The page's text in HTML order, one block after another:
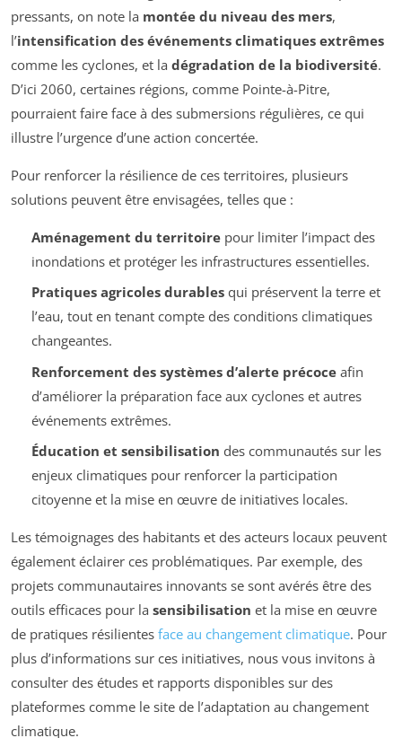
pressants, on note la montée du niveau des mers,
l’intensification des événements climatiques extrêmes
comme les cyclones, et la dégradation de la biodiversité.
D’ici 2060, certaines régions, comme Pointe-à-Pitre,
pourraient faire face à des submersions régulières, ce qui
illustre l’urgence d’une action concertée.
Pour renforcer la résilience de ces territoires, plusieurs
solutions peuvent être envisagées, telles que :
Aménagement du territoirepour limiter l’impact des
inondations et protéger les infrastructures essentielles.
Pratiques agricoles durablesqui préservent la terre et
l’eau, tout en tenant compte des conditions climatiques
changeantes.
Renforcement des systèmes d’alerte précoceafin
d’améliorer la préparation face aux cyclones et autres
événements extrêmes.
Éducation et sensibilisation des communautés sur les
enjeux climatiques pour renforcer la participation
citoyenne et la mise en œuvre de initiatives locales.
Les témoignages des habitants et des acteurs locaux peuvent
également éclairer ces problématiques. Par exemple, des
projets communautaires innovants se sont avérés être des
outils efficaces pour la sensibilisation et la mise en œuvre
de pratiques résilientes face au changement climatique. Pour
plus d’informations sur ces initiatives, nous vous invitons à
consulter des études et rapports disponibles sur des
plateformes comme le site de l’adaptation au changement
climatique.